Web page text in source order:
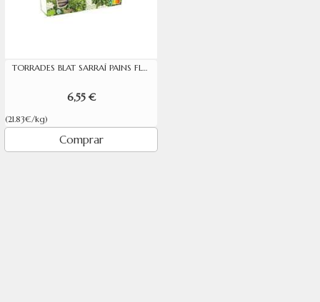
TORRADES BLAT SARRAÍ PAINS FLEURS 300G
6,55 €
(21.83€/kg)
Comprar